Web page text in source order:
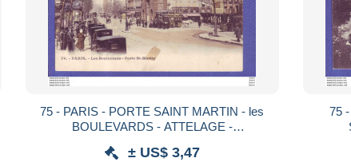
75 - PARIS - PORTE SAINT MARTIN - les
BOULEVARDS - ATTELAGE -
± US$ 3,47
75 - PARIS